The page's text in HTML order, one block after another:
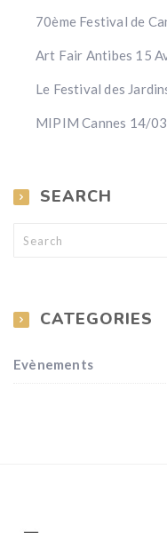
70ème Festival de
Art Fair Antibes 15
Le Festival des
MIPIM Cannes 14/
SEARCH
CATEGORIES
Evènements